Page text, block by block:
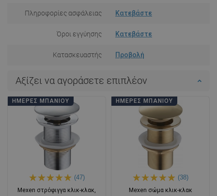
Πληροφορίες ασφάλειας Κατεβάστε
Όροι εγγύησης Κατεβάστε
Κατασκευαστής Προβολή
Αξίζει να αγοράσετε επιπλέον
ΗΜΈΡΕΣ ΜΠΆΝΙΟΥ
(47)
Mexen στρόφιγγα κλικ-κλακ,
ΗΜΈΡΕΣ ΜΠΆΝΙΟΥ
(38)
Mexen σώμα κλικ-κλακ